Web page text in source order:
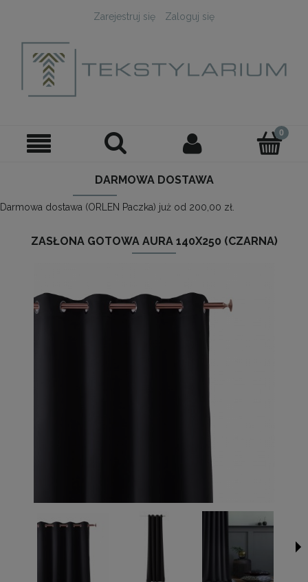
Zarejestruj się Zaloguj się
DARMOWA DOSTAWA
Darmowa dostawa (ORLEN Paczka) już od 200,00 zł.
ZASŁONA GOTOWA AURA 140X250 (CZARNA)